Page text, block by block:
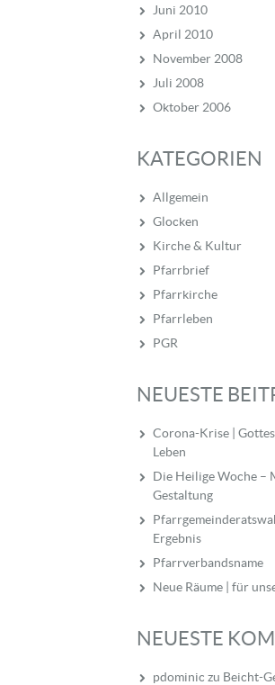
Juni 2010
April 2010
November 2008
Juli 2008
Oktober 2006
KATEGORIEN
Allgemein
Glocken
Kirche & Kultur
Pfarrbrief
Pfarrkirche
Pfarrleben
PGR
NEUESTE
Corona-Krise |
Leben
Die Heilige Woche –
Gestaltung
Ergebnis
Pfarrverbandsname
Neue Räume | für
NEUESTE
pdominic zu Beicht-